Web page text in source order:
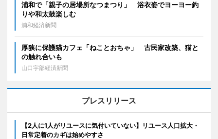
浦和で「親子の居場所なつまつり」 浴衣姿でヨーヨー釣
りや和太鼓楽しむ
浦和経済新聞
厚狭に保護猫カフェ「ねことおちゃ」 古民家改築、猫と
の触れ合いも
山口宇部経済新聞
プレスリリース
【2人に1人がリユースに気付いていない】リユース人口拡大・
日常定着のカギは始めやすさ